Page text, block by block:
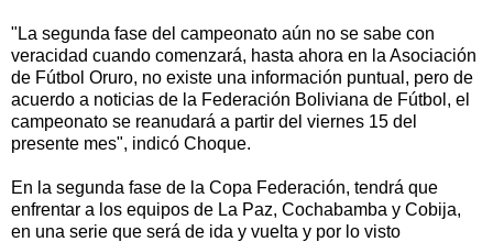
"La segunda fase del campeonato aún no se sabe con
veracidad cuando comenzará, hasta ahora en la Asociación
de Fútbol Oruro, no existe una información puntual, pero de
acuerdo a noticias de la Federación Boliviana de Fútbol, el
campeonato se reanudará a partir del viernes 15 del
presente mes", indicó Choque.
En la segunda fase de la Copa Federación, tendrá que
enfrentar a los equipos de La Paz, Cochabamba y Cobija,
en una serie que será de ida y vuelta y por lo visto